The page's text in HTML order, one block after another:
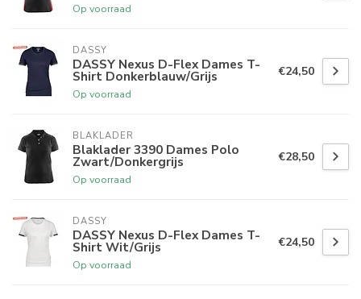
Op voorraad
DASSY
DASSY Nexus D-Flex Dames T-
Shirt Donkerblauw/Grijs
Op voorraad
€24,50
BLAKLADER
Blaklader 3390 Dames Polo
Zwart/Donkergrijs
Op voorraad
€28,50
DASSY
DASSY Nexus D-Flex Dames T-
Shirt Wit/Grijs
Op voorraad
€24,50